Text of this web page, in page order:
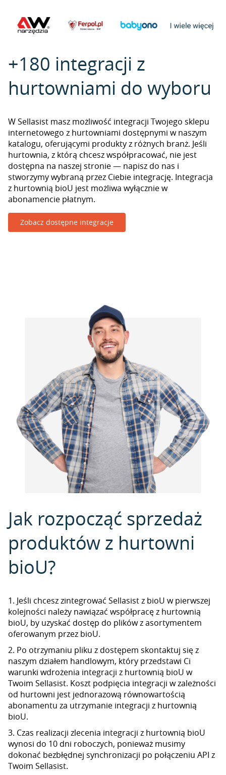
+180 integracji z
hurtowniami do wyboru
W Sellasist masz możliwość integracji Twojego sklepu
internetowego z hurtowniami dostępnymi w naszym
katalogu, oferującymi produkty z różnych branż. Jeśli
hurtownia, z którą chcesz współpracować, nie jest
dostępna na naszej stronie — napisz do nas i
stworzymy wybraną przez Ciebie integrację. Integracja
z hurtownią bioU jest możliwa wyłącznie w
abonamencie płatnym.
Zobacz dostępne integracje
Jak rozpocząć sprzedaż
produktów z hurtowni
bioU?
1. Jeśli chcesz zintegrować Sellasist z bioU w pierwszej
kolejności należy nawiązać współpracę z hurtownią
bioU, by uzyskać dostęp do plików z asortymentem
oferowanym przez bioU.
2. Po otrzymaniu pliku z dostępem skontaktuj się z
naszym działem handlowym, który przedstawi Ci
warunki wdrożenia integracji z hurtownią bioU w
Twoim Sellasist. Koszt podpięcia integracji w zależności
od hurtowni jest jednorazową równowartością
abonamentu za utrzymanie integracji z hurtownią
bioU.
3. Czas realizacji zlecenia integracji z hurtownią bioU
wynosi do 10 dni roboczych, ponieważ musimy
dokonać bezbłędnej synchronizacji po połączeniu API z
Twoim Sellasist.